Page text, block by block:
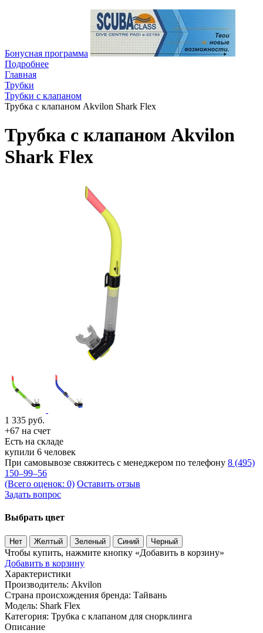
Бонусная программа
Подробнее
Главная
Трубки
Трубки с клапаном
Трубка с клапаном Akvilon Shark Flex
Трубка с клапаном Akvilon
Shark Flex
1 335 руб.
+67 на счет
Есть на складе
купили 6 человек
При самовывозе свяжитесь с менеджером по телефону 8 (495)
150–99–56
(Всего оценок: 0) Оставить отзыв
Задать вопрос
Выбрать цвет
Нет Желтый Зеленый Синий Черный
Чтобы купить, нажмите кнопку «Добавить в корзину»
Добавить в корзину
Характеристики
Производитель: Akvilon
Страна происхождения бренда: Тайвань
Модель: Shark Flex
Категория: Трубка с клапаном для снорклинга
Описание